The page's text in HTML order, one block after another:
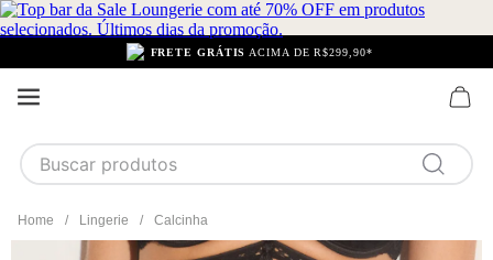
FRETE GRÁTIS ACIMA DE R$299,90*
Buscar produtos
1 calcinha
Lingerie Calcinha